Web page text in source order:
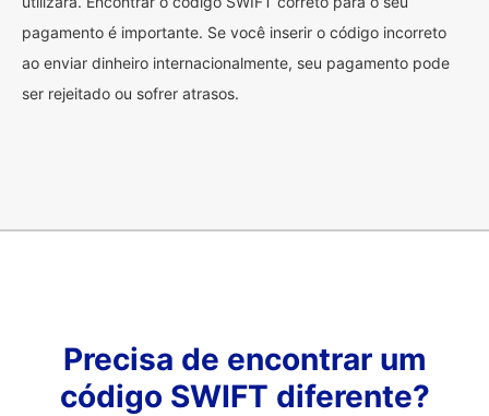
pagamento é importante. Se você inserir o código incorreto
ao enviar dinheiro internacionalmente, seu pagamento pode
ser rejeitado ou sofrer atrasos.
Precisa de encontrar um
código SWIFT diferente?